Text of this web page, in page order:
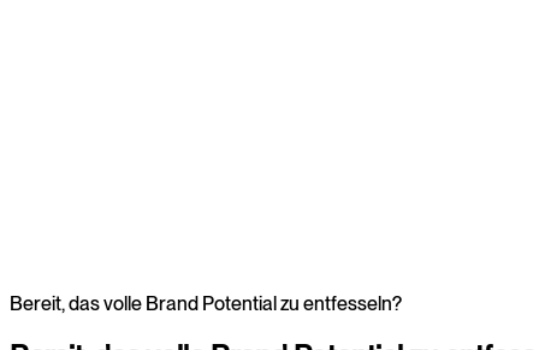
Bereit, das volle Brand Potential zu entfesseln?